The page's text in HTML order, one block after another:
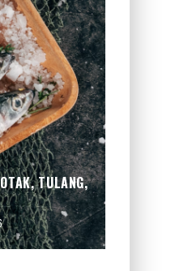
TULANG,